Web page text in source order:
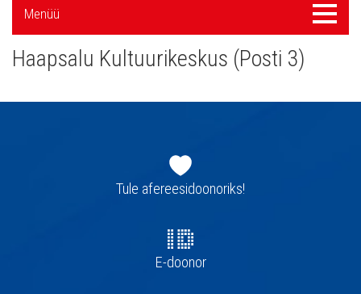
navigatsioon
Menüü
Menüü
Haapsalu Kultuurikeskus (Posti 3)
navigatsioonTule afereesidoonoriks!
E-doonor